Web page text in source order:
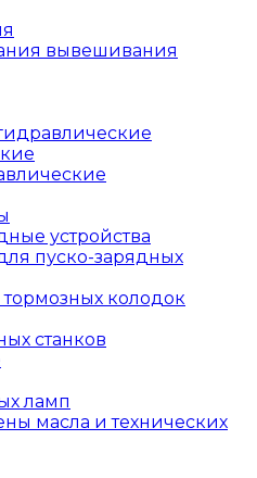
вывешивания
устройства
пуско-зарядных
колодок
станков
ламп
масла и технических